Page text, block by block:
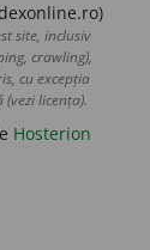
site, inclusiv
crawling),
cu excepția
licența).
Hosterion